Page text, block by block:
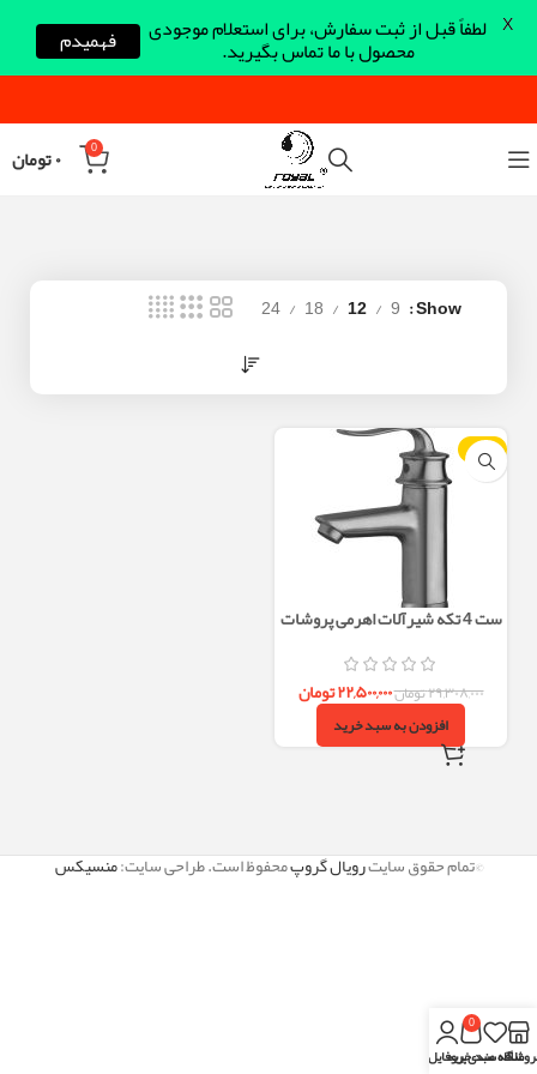
0 ۰تومان
Show
9
12
18
24
-23%
ست 4 تکه شیرآلات اهرمی پروشات
استیل مات البرز روز
۲۹,۳۰۸,۰۰۰تومان۲۲,۵۰۰,۰۰۰تومان
افزودن به سبد خرید
©تمام حقوق سایترویال گروپمحفوظ است. طراحی سایت:منسیکس
لطفاً قبل از ثبت سفارش، برای استعلام موجودی
محصول با ما تماس بگیرید. فهمیدم X
علاقه مندی
0
سبد خریدپروفایل